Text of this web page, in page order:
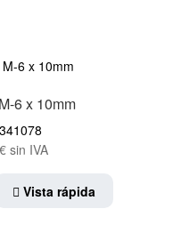
6 x 10mm
€sin IVA
Vista rápida